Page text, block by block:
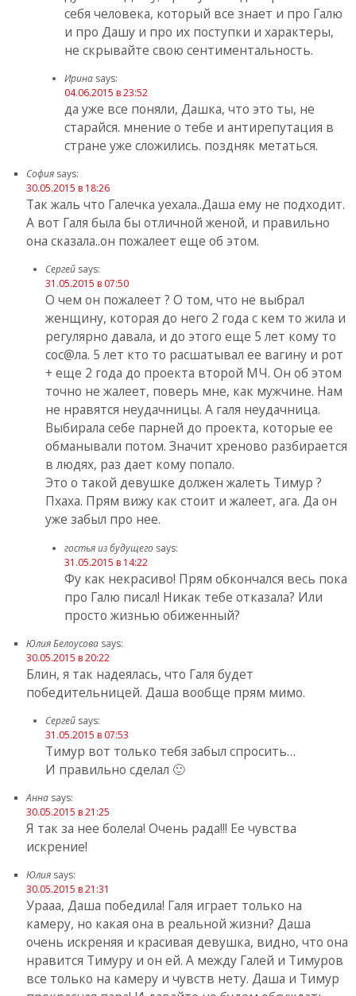
себя человека, который все знает и про Галю
и про Дашу и про их поступки и характеры,
не скрывайте свою сентиментальность.
Ирина says:
04.06.2015 в 23:52
да уже все поняли, Дашка, что это ты, не
старайся. мнение о тебе и антирепутация в
стране уже сложились. поздняк метаться.
София says:
30.05.2015 в 18:26
Так жаль что Галечка уехала..Даша ему не подходит.
А вот Галя была бы отличной женой, и правильно
она сказала..он пожалеет еще об этом.
Сергей says:
31.05.2015 в 07:50
О чем он пожалеет ? О том, что не выбрал
женщину, которая до него 2 года с кем то жила и
регулярно давала, и до этого еще 5 лет кому то
сос@ла. 5 лет кто то расшатывал ее вагину и рот
+ еще 2 года до проекта второй МЧ. Он об этом
точно не жалеет, поверь мне, как мужчине. Нам
не нравятся неудачницы. А галя неудачница.
Выбирала себе парней до проекта, которые ее
обманывали потом. Значит хреново разбирается
в людях, раз дает кому попало.
Это о такой девушке должен жалеть Тимур ?
Пхаха. Прям вижу как стоит и жалеет, ага. Да он
уже забыл про нее.
гостья из будущего says:
31.05.2015 в 14:22
Фу как некрасиво! Прям обкончался весь пока
про Галю писал! Никак тебе отказала? Или
просто жизнью обиженный?
Юлия Белоусова says:
30.05.2015 в 20:22
Блин, я так надеялась, что Галя будет
победительницей. Даша вообще прям мимо.
Сергей says:
31.05.2015 в 07:53
Тимур вот только тебя забыл спросить…
И правильно сделал 🙂
Анна says:
30.05.2015 в 21:25
Я так за нее болела! Очень рада!!! Ее чувства
искрение!
Юлия says:
30.05.2015 в 21:31
Урааа, Даша победила! Галя играет только на
камеру, но какая она в реальной жизни? Даша
очень искреняя и красивая девушка, видно, что она
нравится Тимуру и он ей. А между Галей и Тимуров
все только на камеру и чувств нету. Даша и Тимур